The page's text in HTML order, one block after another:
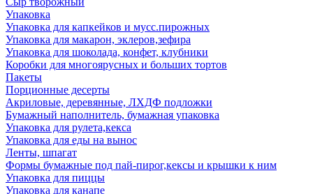
Упаковка
Упаковка для капкейков и мусс.пирожных
Упаковка для макарон, эклеров,зефира
Упаковка для шоколада, конфет, клубники
Коробки для многоярусных и больших тортов
Пакеты
Порционные десерты
Акриловые, деревянные, ЛХДФ подложки
Бумажный наполнитель, бумажная упаковка
Упаковка для рулета,кекса
Упаковка для еды на вынос
Ленты, шпагат
Формы бумажные под пай-пирог,кексы и крышки к ним
Упаковка для пиццы
Упаковка для канапе